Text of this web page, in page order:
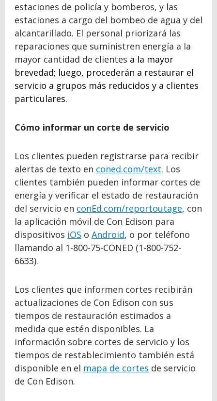
estaciones de policía y bomberos, y las
estaciones a cargo del bombeo de agua y del
alcantarillado. El personal priorizará las
reparaciones que suministren energía a la
mayor cantidad de clientes a la mayor
brevedad; luego, procederán a restaurar el
servicio a grupos más reducidos y a clientes
particulares.
Cómo informar un corte de servicio
Los clientes pueden registrarse para recibir
alertas de texto en coned.com/text. Los
clientes también pueden informar cortes de
energía y verificar el estado de restauración
del servicio en conEd.com/reportoutage, con
la aplicación móvil de Con Edison para
dispositivos iOS o Android, o por teléfono
llamando al 1-800-75-CONED (1-800-752-
6633).
Los clientes que informen cortes recibirán
actualizaciones de Con Edison con sus
tiempos de restauración estimados a
medida que estén disponibles. La
información sobre cortes de servicio y los
tiempos de restablecimiento también está
disponible en el mapa de cortes de servicio
de Con Edison.